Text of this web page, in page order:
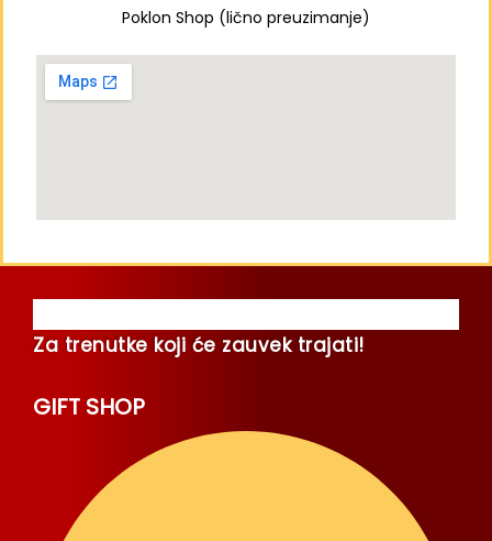
Poklon Shop (lično preuzimanje)
Za trenutke koji će zauvek trajati!
GIFT SHOP